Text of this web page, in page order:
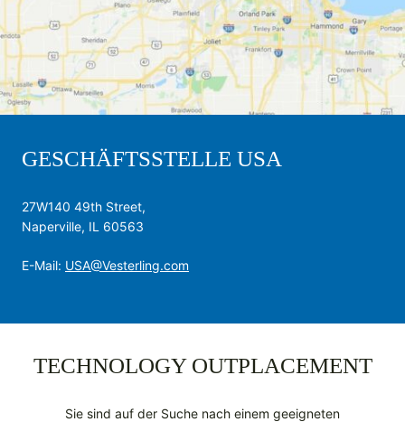
GESCHÄFTSSTELLE USA
27W140 49th Street,
Naperville, IL 60563
E-Mail: USA@Vesterling.com
TECHNOLOGY OUTPLACEMENT
Sie sind auf der Suche nach einem geeigneten